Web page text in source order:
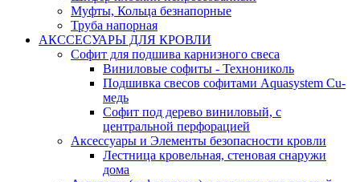
Муфты, Кольца безнапорные
Труба напорная
АКССЕСУАРЫ ДЛЯ КРОВЛИ
Софит для подшива карнизного свеса
Виниловые софиты - Технониколь
Подшивка свесов софитами Aquasystem Cu-
медь
Софит под дерево виниловый, с
центральной перфорацией
Аксессуары и Элементы безопасности кровли
Лестница кровельная, стеновая снаружи
дома